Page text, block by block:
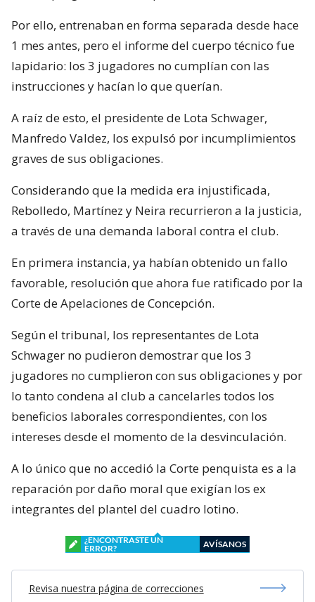
Por ello, entrenaban en forma separada desde hace
1 mes antes, pero el informe del cuerpo técnico fue
lapidario: los 3 jugadores no cumplían con las
instrucciones y hacían lo que querían.
A raíz de esto, el presidente de Lota Schwager,
Manfredo Valdez, los expulsó por incumplimientos
graves de sus obligaciones.
Considerando que la medida era injustificada,
Rebolledo, Martínez y Neira recurrieron a la justicia,
a través de una demanda laboral contra el club.
En primera instancia, ya habían obtenido un fallo
favorable, resolución que ahora fue ratificado por la
Corte de Apelaciones de Concepción.
Según el tribunal, los representantes de Lota
Schwager no pudieron demostrar que los 3
jugadores no cumplieron con sus obligaciones y por
lo tanto condena al club a cancelarles todos los
beneficios laborales correspondientes, con los
intereses desde el momento de la desvinculación.
A lo único que no accedió la Corte penquista es a la
reparación por daño moral que exigían los ex
integrantes del plantel del cuadro lotino.
¿ENCONTRASTE UN
ERROR?
AVÍSANOS
Revisa nuestra página de correcciones